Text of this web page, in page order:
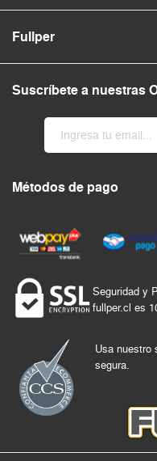
Fullper
Suscríbete a nuestras
Métodos de pago
Seguridad y
fullper.cl es
Usa nuestro
segura.